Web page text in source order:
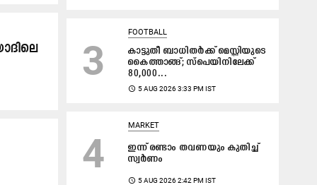
3
FOOTBALL
കാട്ടുതീ ബാധിതർക്ക് മെസ്സിയുടെ
കൈത്താങ്ങ്; സ്പെയിനിലേക്ക്
80,000...
access_time 5 AUG 2026 3:33 PM IST
4
MARKET
ഇന്ന് രണ്ടാം തവണയും കുതിച്ച്
സ്വർണം
access_time 5 AUG 2026 2:42 PM IST